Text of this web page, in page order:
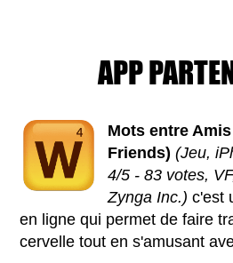
APP
Mots entre
Friends) (Jeu,
4/5 - 83 votes,
Zynga Inc.) c'est
en ligne qui permet de faire
cervelle tout en s'amusant